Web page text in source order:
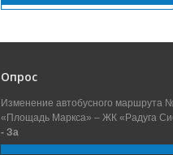
Опрос
Изменение автобусного маршрута
«Площадь Маркса» – ЖК «Радуга
- За